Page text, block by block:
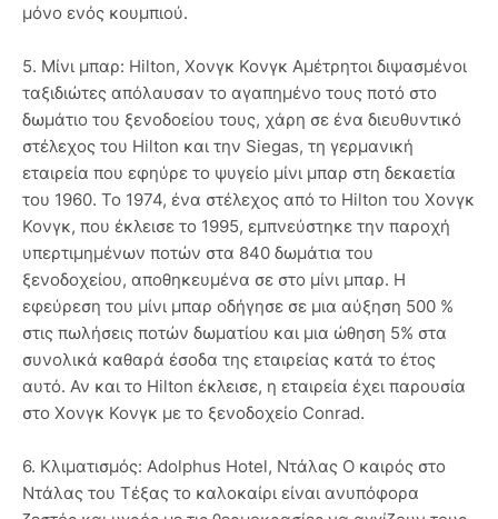
μόνο ενός κουμπιού.
5. Μίνι μπαρ: Hilton, Χονγκ Κονγκ Αμέτρητοι διψασμένοι
ταξιδιώτες απόλαυσαν το αγαπημένο τους ποτό στο
δωμάτιο του ξενοδοείου τους, χάρη σε ένα διευθυντικό
στέλεχος του Hilton και την Siegas, τη γερμανική
εταιρεία που εφηύρε το ψυγείο μίνι μπαρ στη δεκαετία
του 1960. Το 1974, ένα στέλεχος από το Hilton του Χονγκ
Κονγκ, που έκλεισε το 1995, εμπνεύστηκε την παροχή
υπερτιμημένων ποτών στα 840 δωμάτια του
ξενοδοχείου, αποθηκευμένα σε στο μίνι μπαρ. Η
εφεύρεση του μίνι μπαρ οδήγησε σε μια αύξηση 500 %
στις πωλήσεις ποτών δωματίου και μια ώθηση 5% στα
συνολικά καθαρά έσοδα της εταιρείας κατά το έτος
αυτό. Αν και το Hilton έκλεισε, η εταιρεία έχει παρουσία
στο Χονγκ Κονγκ με το ξενοδοχείο Conrad.
6. Κλιματισμός: Adolphus Hotel, Ντάλας Ο καιρός στο
Ντάλας του Τέξας το καλοκαίρι είναι ανυπόφορα